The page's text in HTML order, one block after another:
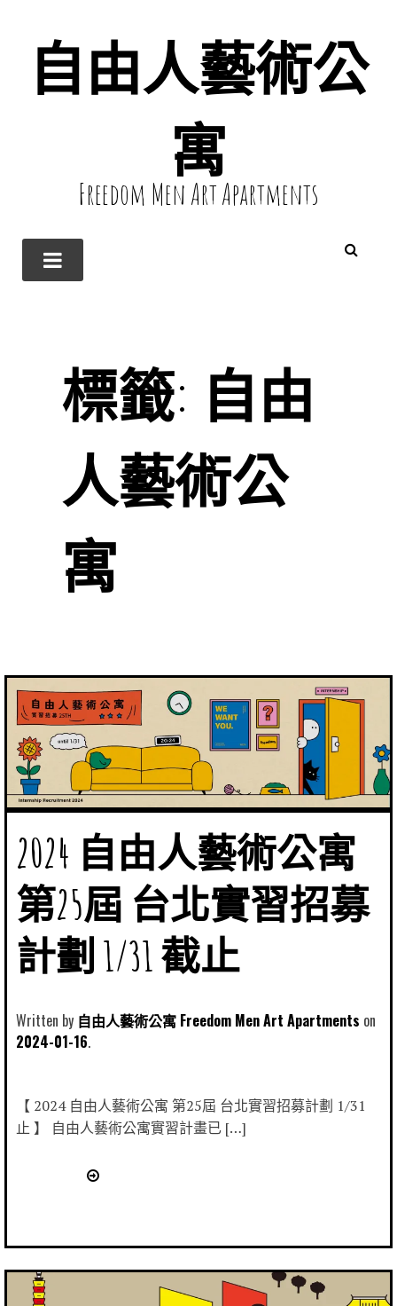
自由人藝術公
寓
Freedom Men Art Apartments
標籤: 自由
人藝術公
寓
2024 自由人藝術公寓
第25屆 台北實習招募
計劃 1/31 截止
Written by 自由人藝術公寓 Freedom Men Art Apartments
2024-01-16
【 2024 自由人藝術公寓 第25屆 台北實習招募計劃 1/31
止 】 自由人藝術公寓實習計畫已 […]